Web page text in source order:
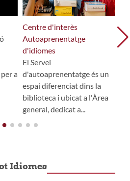
a
Centre d'interès
Autoaprenentatge
d'idiomes
El Servei
d'autoaprenentatge és un
espai diferenciat dins la
biblioteca i ubicat a l'Àrea
general, dedicat a...
Idiomes